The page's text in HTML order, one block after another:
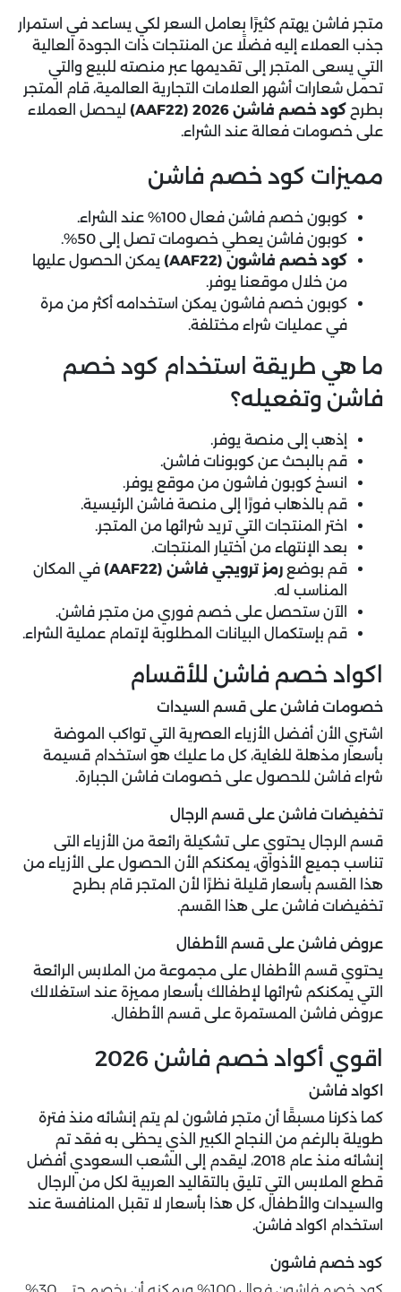
متجر فاشن يهتم كثيرًا بعامل السعر لكي يساعد في استمرار
جذب العملاء إليه فضلًا عن المنتجات ذات الجودة العالية
التي يسعى المتجر إلى تقديمها عبر منصته للبيع والتي
تحمل شعارات أشهر العلامات التجارية العالمية، قام المتجر
بطرح كود خصم فاشن 2026 (AAF22)
ليحصل العملاء
على خصومات فعالة عند الشراء.
مميزات كود خصم فاشن
كوبون خصم فاشن فعال 100% عند الشراء.
كوبون فاشن يعطي خصومات تصل إلى 50%.
كود خصم فاشون (AAF22)
يمكن الحصول عليها
من خلال موقعنا يوفر.
كوبون خصم فاشون يمكن استخدامه أكثر من مرة
في عمليات شراء مختلفة.
ما هي طريقة استخدام كود خصم
فاشن وتفعيله؟
إذهب إلى منصة يوفر.
قم بالبحث عن كوبونات فاشن.
انسخ كوبون فاشون من موقع يوفر.
قم بالذهاب فورًا إلى منصة فاشن الرئيسية.
اختر المنتجات التي تريد شرائها من المتجر.
بعد الإنتهاء من اختيار المنتجات.
قم بوضع رمز ترويجي فاشن (AAF22)
في المكان
المناسب له.
الآن ستحصل على خصم فوري من متجر فاشن.
قم بإستكمال البيانات المطلوبة لإتمام عملية الشراء.
اكواد خصم فاشن للأقسام
خصومات فاشن على قسم السيدات
اشتري الأن أفضل الأزياء العصرية التي تواكب الموضة
بأسعار مذهلة للغاية، كل ما عليك هو استخدام قسيمة
شراء فاشن للحصول على خصومات فاشن الجبارة.
تخفيضات فاشن على قسم الرجال
قسم الرجال يحتوي على تشكيلة رائعة من الأزياء التى
تناسب جميع الأذواق، يمكنكم الأن الحصول على الأزياء من
هذا القسم بأسعار قليلة نظرًا لأن المتجر قام بطرح
تخفيضات فاشن على هذا القسم.
عروض فاشن على قسم الأطفال
يحتوي قسم الأطفال على مجموعة من الملابس الرائعة
التي يمكنكم شرائها لإطفالك بأسعار مميزة عند استغلالك
عروض فاشن المستمرة على قسم الأطفال.
اقوي أكواد خصم فاشن 2026
اكواد فاشن
كما ذكرنا مسبقًا أن متجر فاشون لم يتم إنشائه منذ فترة
طويلة بالرغم من النجاح الكبير الذي يحظى به فقد تم
إنشائه منذ عام 2018، ليقدم إلى الشعب السعودي أفضل
قطع الملابس التي تليق بالتقاليد العربية لكل من الرجال
والسيدات والأطفال، كل هذا بأسعار لا تقبل المنافسة عند
استخدام اكواد فاشن.
كود خصم فاشون